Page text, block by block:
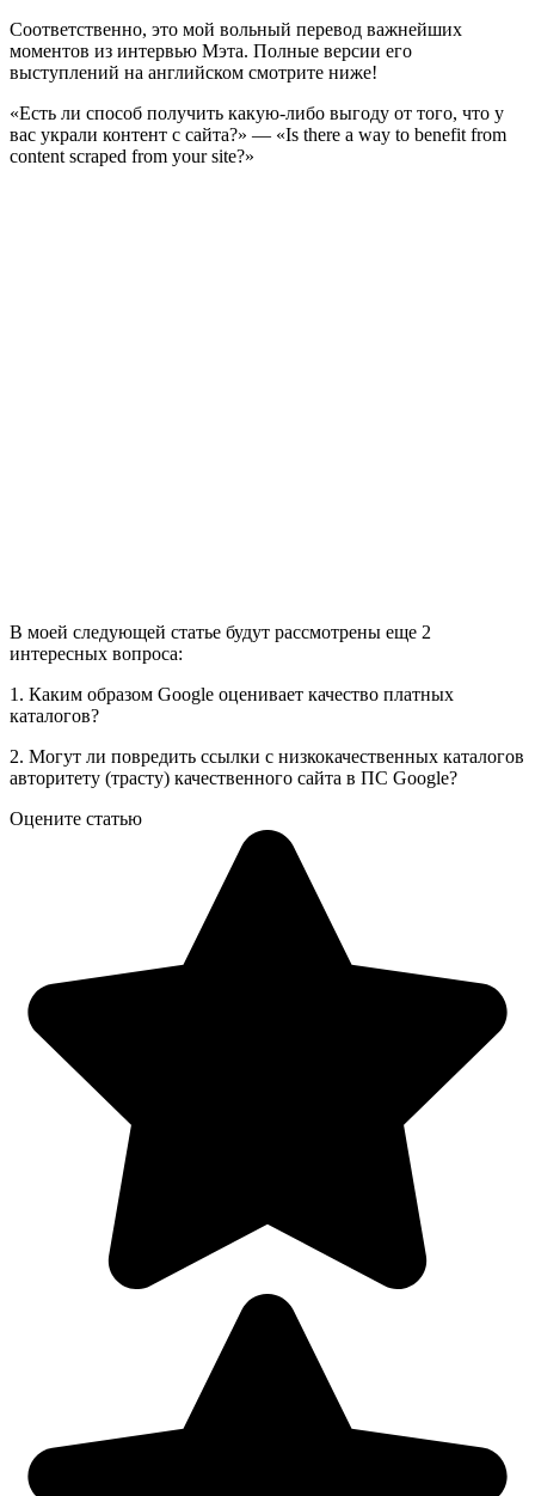
Соответственно, это мой вольный перевод важнейших
моментов из интервью Мэта. Полные версии его
выступлений на английском смотрите ниже!
«Есть ли способ получить какую-либо выгоду от того, что у
вас украли контент с сайта?» — «Is there a way to benefit from
content scraped from your site?»
В моей следующей статье будут рассмотрены еще 2
интересных вопроса:
1. Каким образом Google оценивает качество платных
каталогов?
2. Могут ли повредить ссылки с низкокачественных каталогов
авторитету (трасту) качественного сайта в ПС Google?
Оцените статью